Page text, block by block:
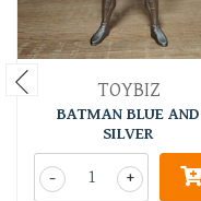
TOYBIZ
BATMAN BLUE AND
SILVER
+
-